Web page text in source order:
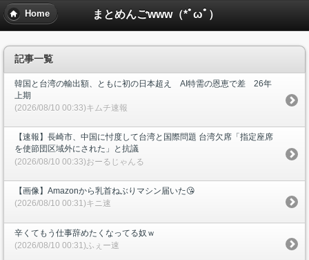
まとめんごwww（*ﾟωﾟ）
Home
記事一覧
韓国と台湾の輸出額、ともに初の日本超え AI特需の恩恵で差 26年
上期
(2026/08/10 00:33)キムチ速報
【速報】長崎市、中国に忖度して台湾と国際問題 台湾欠席「指定座席
を使節団区域外にされた」と抗議
(2026/08/10 00:33)おーるじゃんる
【画像】Amazonから乳首ねぶりマシン届いた😘
(2026/08/10 00:31)キニ速
辛くてもう仕事辞めたくなってる奴ｗ
(2026/08/10 00:31)ふぇー速